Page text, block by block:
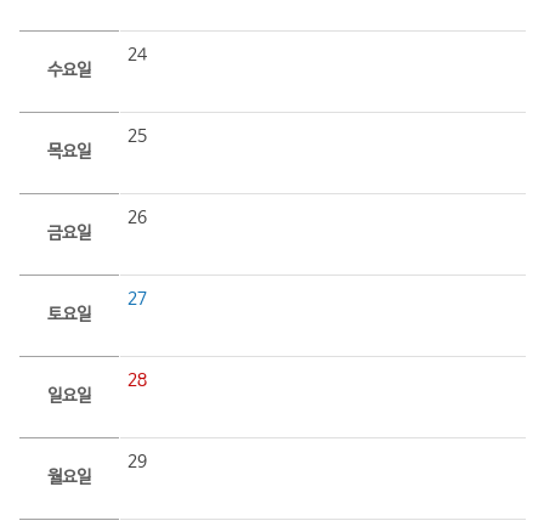
수요일
24
목요일
25
금요일
26
토요일
27
일요일
28
월요일
29